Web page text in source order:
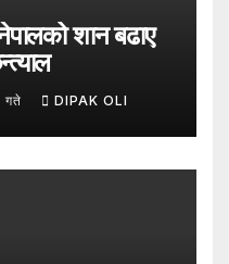
शान बढाए
गते DIPAK OLI